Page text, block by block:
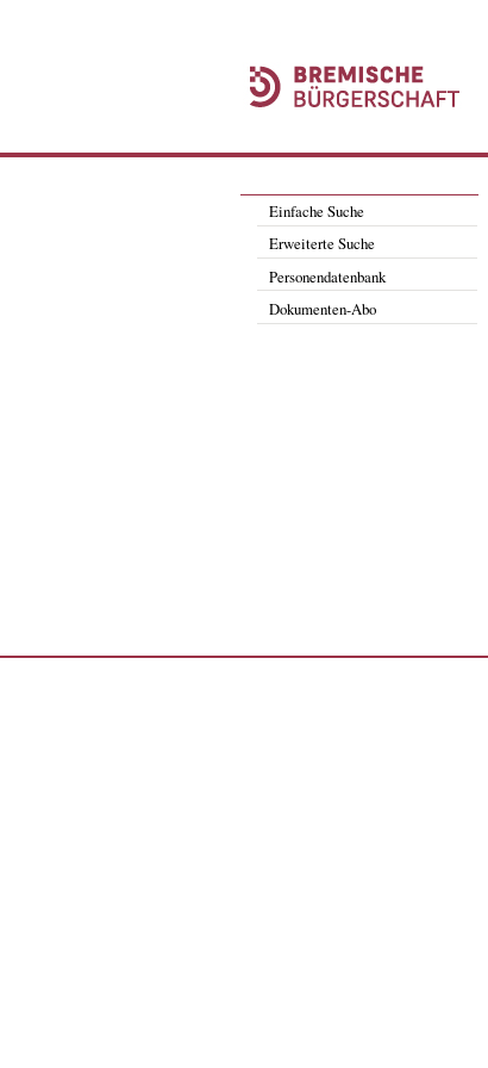
Einfache Suche
Erweiterte Suche
Personendatenbank
Dokumenten-Abo